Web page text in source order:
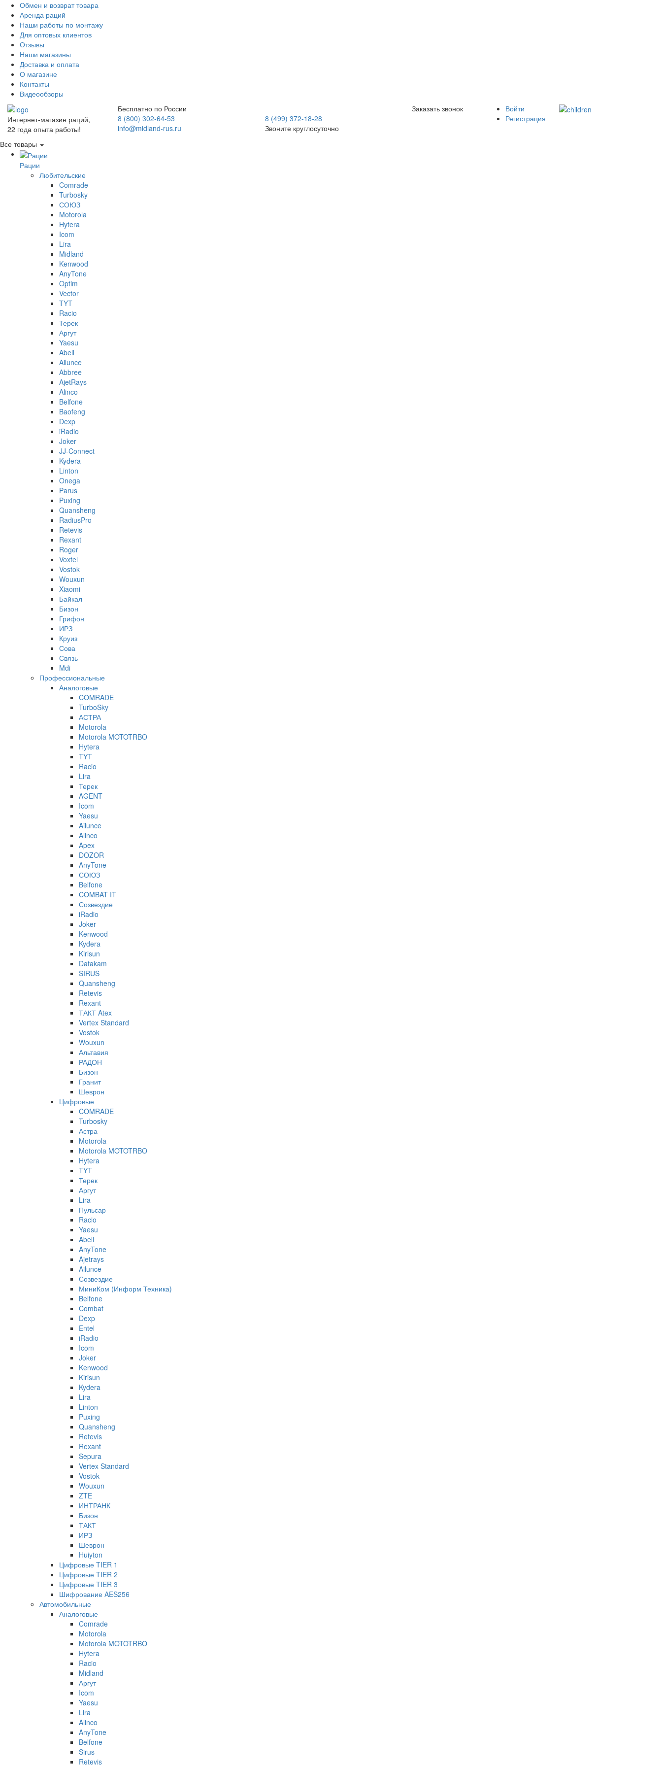
Обмен и возврат товара
Аренда раций
Наши работы по монтажу
Для оптовых клиентов
Отзывы
Наши магазины
Доставка и оплата
О магазине
Контакты
Видеообзоры
Интернет-магазин раций,
22 года опыта работы!
Бесплатно по России
8 (800) 302-64-53
info@midland-rus.ru
8 (499) 372-18-28
Звоните круглосуточно
Заказать звонок
Войти
Регистрация
Все товары
Рации
Любительские
Comrade
Turbosky
СОЮЗ
Motorola
Hytera
Icom
Lira
Midland
Kenwood
AnyTone
Optim
Vector
TYT
Racio
Терек
Аргут
Yaesu
Abell
Ailunce
Abbree
AjetRays
Alinco
Belfone
Baofeng
Dexp
iRadio
Joker
JJ-Connect
Kydera
Linton
Onega
Parus
Puxing
Quansheng
RadiusPro
Retevis
Rexant
Roger
Voxtel
Vostok
Wouxun
Xiaomi
Байкал
Бизон
Грифон
ИРЗ
Круиз
Сова
Связь
Mdi
Профессиональные
Аналоговые
COMRADE
TurboSky
АСТРА
Motorola
Motorola MOTOTRBO
Hytera
TYT
Racio
Lira
Терек
AGENT
Icom
Yaesu
Ailunce
Alinco
Apex
DOZOR
AnyTone
СОЮЗ
Belfone
COMBAT IT
Созвездие
iRadio
Joker
Kenwood
Kydera
Kirisun
Datakam
SIRUS
Quansheng
Retevis
Rexant
ТАКТ Atex
Vertex Standard
Vostok
Wouxun
Альтавия
РАДОН
Бизон
Гранит
Шеврон
Цифровые
COMRADE
Turbosky
Астра
Motorola
Motorola MOTOTRBO
Hytera
TYT
Терек
Аргут
Lira
Пульсар
Racio
Yaesu
Abell
AnyTone
Ajetrays
Ailunce
Созвездие
МиниКом (Информ Техника)
Belfone
Combat
Dexp
Entel
iRadio
Icom
Joker
Kenwood
Kirisun
Kydera
Lira
Linton
Puxing
Quansheng
Retevis
Rexant
Sepura
Vertex Standard
Vostok
Wouxun
ZTE
ИНТРАНК
Бизон
ТАКТ
ИРЗ
Шеврон
Huiyton
Цифровые TIER 1
Цифровые TIER 2
Цифровые TIER 3
Шифрование AES256
Автомобильные
Аналоговые
Comrade
Motorola
Motorola MOTOTRBO
Hytera
Racio
Midland
Аргут
Icom
Yaesu
Lira
Alinco
AnyTone
Belfone
Sirus
Retevis